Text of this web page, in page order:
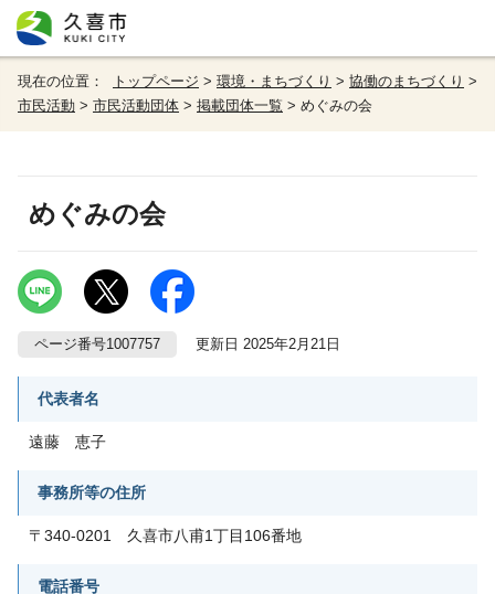
現在の位置： トップページ > 環境・まちづくり > 協働のまちづくり >
市民活動 > 市民活動団体 > 掲載団体一覧 > めぐみの会
めぐみの会
ページ番号1007757 更新日 2025年2月21日
代表者名
遠藤 恵子
事務所等の住所
〒340-0201 久喜市八甫1丁目106番地
電話番号